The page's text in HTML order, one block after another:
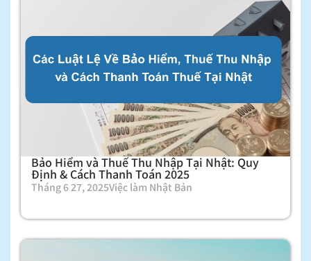
Bảo Hiểm và Thuế Thu Nhập Tại Nhật: Quy
Định & Cách Thanh Toán 2025
Tháng 6 27, 2025Việc làm Nhật Bản